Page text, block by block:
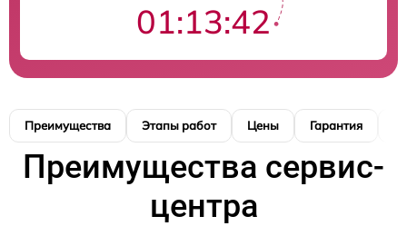
01:13:41
Преимущества Этапы работ Цены Гарантия
Преимущества сервис-
центра